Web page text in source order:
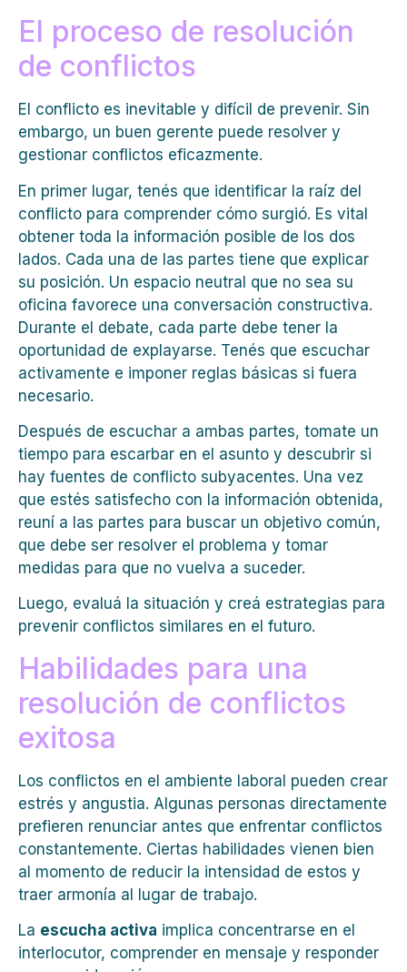
El proceso de resolución
de conflictos
El conflicto es inevitable y difícil de prevenir. Sin
embargo, un buen gerente puede resolver y
gestionar conflictos eficazmente.
En primer lugar, tenés que identificar la raíz del
conflicto para comprender cómo surgió. Es vital
obtener toda la información posible de los dos
lados. Cada una de las partes tiene que explicar
su posición. Un espacio neutral que no sea su
oficina favorece una conversación constructiva.
Durante el debate, cada parte debe tener la
oportunidad de explayarse. Tenés que escuchar
activamente e imponer reglas básicas si fuera
necesario.
Después de escuchar a ambas partes, tomate un
tiempo para escarbar en el asunto y descubrir si
hay fuentes de conflicto subyacentes. Una vez
que estés satisfecho con la información obtenida,
reuní a las partes para buscar un objetivo común,
que debe ser resolver el problema y tomar
medidas para que no vuelva a suceder.
Luego, evaluá la situación y creá estrategias para
prevenir conflictos similares en el futuro.
Habilidades para una
resolución de conflictos
exitosa
Los conflictos en el ambiente laboral pueden crear
estrés y angustia. Algunas personas directamente
prefieren renunciar antes que enfrentar conflictos
constantemente. Ciertas habilidades vienen bien
al momento de reducir la intensidad de estos y
traer armonía al lugar de trabajo.
La escucha activa implica concentrarse en el
interlocutor, comprender en mensaje y responder